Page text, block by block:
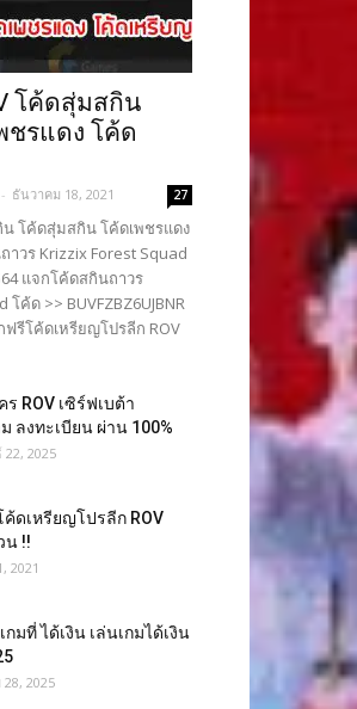
โค้ดสุ่มสกิน
รแดง โค้ด
- ธันวาคม 18, 2021 27
โค้ดสุ่มสกิน โค้ดเพชรแดง
วร Krizzix Forest Squad
แจกโค้ดสกินถาวร
ค้ด >> BUVFZBZ6UJBNR
รีโค้ดเหรียญโปรลีก ROV
ROV เซิร์ฟเบต้า
ลงทะเบียน ผ่าน 100%
2025
ดเหรียญโปรลีก ROV
น !!
2021
กมที่ ได้เงิน เล่นเกมได้เงิน
2025